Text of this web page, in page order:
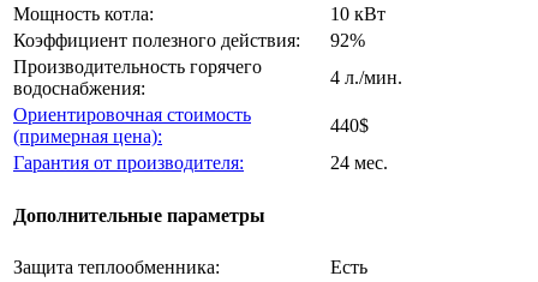
Мощность котла:
10 кВт
Коэффициент полезного действия:
92%
Производительность горячего
водоснабжения:
4 л./мин.
Ориентировочная стоимость
(примерная цена):
440$
Гарантия от производителя:
24 мес.
Дополнительные параметры
Защита теплообменника:
Есть